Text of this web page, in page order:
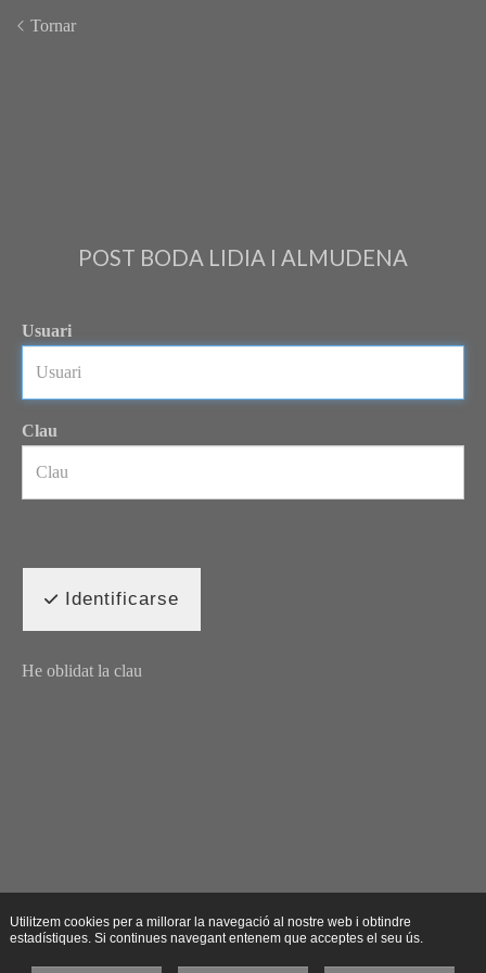
Tornar
POST BODA LIDIA I ALMUDENA
Usuari
Clau
Identificarse
He oblidat la clau
Utilitzem cookies per a millorar la navegació al nostre web i obtindre
estadístiques. Si continues navegant entenem que acceptes el seu ús.